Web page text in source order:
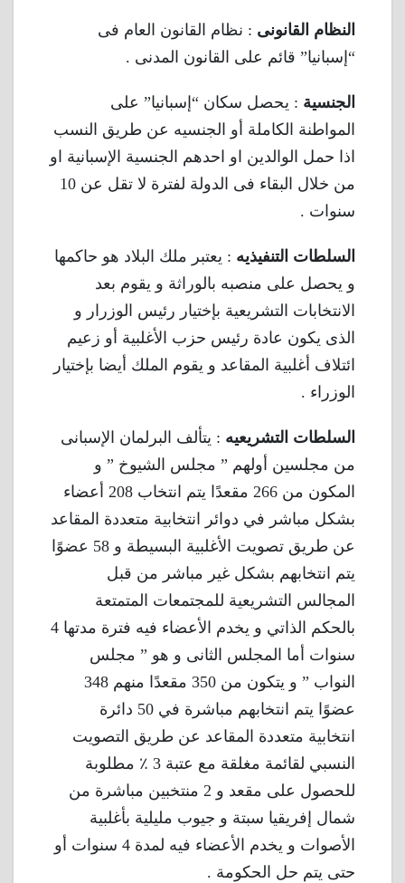
النظام القانونى : نظام القانون العام فى
“إسبانيا” قائم على القانون المدنى .
الجنسية : يحصل سكان “إسبانيا” على
المواطنة الكاملة أو الجنسيه عن طريق النسب
اذا حمل الوالدين او احدهم الجنسية الإسبانية او
من خلال البقاء فى الدولة لفترة لا تقل عن 10
سنوات .
السلطات التنفيذيه : يعتبر ملك البلاد هو حاكمها
و يحصل على منصبه بالوراثة و يقوم بعد
الانتخابات التشريعية بإختيار رئيس الوزرار و
الذى يكون عادة رئيس حزب الأغلبية أو زعيم
ائتلاف أغلبية المقاعد و يقوم الملك أيضا بإختيار
الوزراء .
السلطات التشريعيه : يتألف البرلمان الإسبانى
من مجلسين أولهم ” مجلس الشيوخ ” و
المكون من 266 مقعدًا يتم انتخاب 208 أعضاء
بشكل مباشر في دوائر انتخابية متعددة المقاعد
عن طريق تصويت الأغلبية البسيطة و 58 عضوًا
يتم انتخابهم بشكل غير مباشر من قبل
المجالس التشريعية للمجتمعات المتمتعة
بالحكم الذاتي و يخدم الأعضاء فيه فترة مدتها 4
سنوات أما المجلس الثانى و هو ” مجلس
النواب ” و يتكون من 350 مقعدًا منهم 348
عضوًا يتم انتخابهم مباشرة في 50 دائرة
انتخابية متعددة المقاعد عن طريق التصويت
النسبي لقائمة مغلقة مع عتبة 3 ٪ مطلوبة
للحصول على مقعد و 2 منتخبين مباشرة من
شمال إفريقيا سبتة و جيوب مليلية بأغلبية
الأصوات و يخدم الأعضاء فيه لمدة 4 سنوات أو
حتى يتم حل الحكومة .